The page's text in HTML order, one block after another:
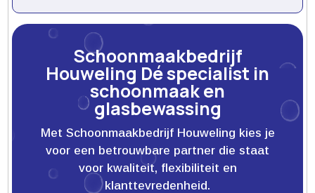
Schoonmaakbedrijf
Houweling Dé specialist in
schoonmaak en
glasbewassing
Met Schoonmaakbedrijf Houweling kies je
voor een betrouwbare partner die staat
voor kwaliteit, flexibiliteit en
klanttevredenheid.